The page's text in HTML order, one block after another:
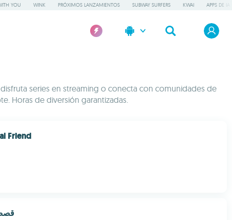
YOU WINK PRÓXIMOS LANZAMIENTOS SUBWAY SURFERS KWAI APPS DE IA
series en streaming o conecta con comunidades de
Horas de diversión garantizadas.
Friend